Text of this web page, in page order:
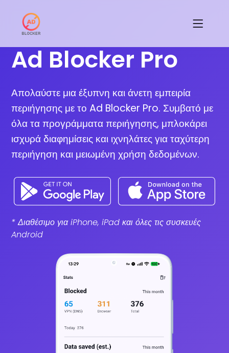
Ad Blocker Pro
Απολαύστε μια έξυπνη και άνετη εμπειρία
περιήγησης με το Ad Blocker Pro. Συμβατό με
όλα τα προγράμματα περιήγησης, μπλοκάρει
ισχυρά διαφημίσεις και ιχνηλάτες για ταχύτερη
περιήγηση και μειωμένη χρήση δεδομένων.
* Διαθέσιμο για iPhone, iPad και όλες τις συσκευές
Android